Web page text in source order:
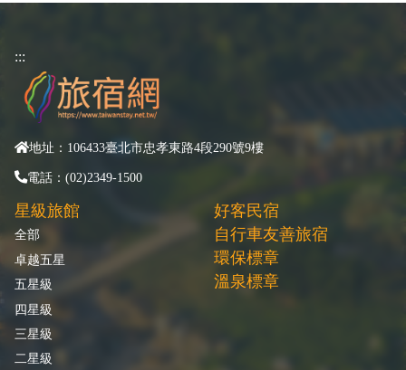
:::
地址：106433臺北市忠孝東路4段290號9樓
電話：(02)2349-1500
星級旅館
全部
卓越五星
五星級
四星級
三星級
二星級
好客民宿
自行車友善旅宿
環保標章
溫泉標章